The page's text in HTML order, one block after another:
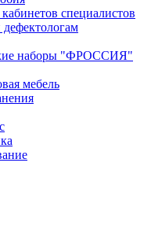
специалистов
наборы "ФРОССИЯ"
мебель